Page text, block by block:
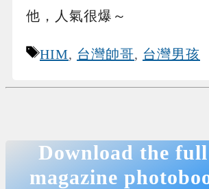
他，人氣很爆～
Tags
HIM, 台灣帥哥, 台灣男孩
Download the
magazine